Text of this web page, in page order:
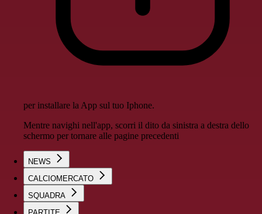
per installare la App sul tuo Iphone.
Mentre navighi nell'app, scorri il dito da sinistra a destra dello
schermo per tornare alle pagine precedenti
NEWS
CALCIOMERCATO
SQUADRA